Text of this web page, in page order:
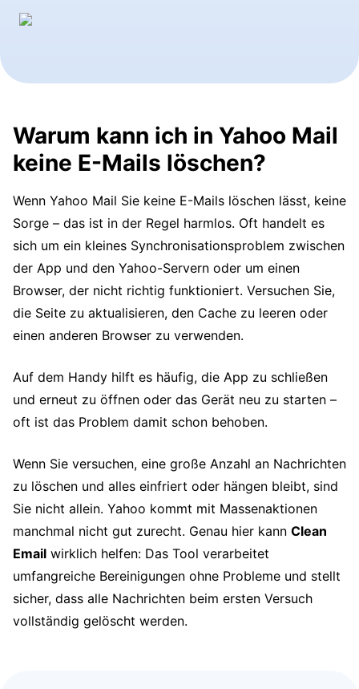
Warum kann ich in Yahoo Mail
keine E-Mails löschen?
Wenn Yahoo Mail Sie keine E-Mails löschen lässt, keine
Sorge – das ist in der Regel harmlos. Oft handelt es
sich um ein kleines Synchronisationsproblem zwischen
der App und den Yahoo-Servern oder um einen
Browser, der nicht richtig funktioniert. Versuchen Sie,
die Seite zu aktualisieren, den Cache zu leeren oder
einen anderen Browser zu verwenden.
Auf dem Handy hilft es häufig, die App zu schließen
und erneut zu öffnen oder das Gerät neu zu starten –
oft ist das Problem damit schon behoben.
Wenn Sie versuchen, eine große Anzahl an Nachrichten
zu löschen und alles einfriert oder hängen bleibt, sind
Sie nicht allein. Yahoo kommt mit Massenaktionen
manchmal nicht gut zurecht. Genau hier kann Clean
Email wirklich helfen: Das Tool verarbeitet
umfangreiche Bereinigungen ohne Probleme und stellt
sicher, dass alle Nachrichten beim ersten Versuch
vollständig gelöscht werden.